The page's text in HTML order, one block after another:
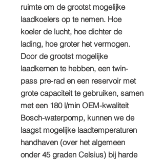
ruimte om de grootst mogelijke
laadkoelers op te nemen. Hoe
koeler de lucht, hoe dichter de
lading, hoe groter het vermogen.
Door de grootst mogelijke
laadkernen te hebben, een twin-
pass pre-rad en een reservoir met
grote capaciteit te gebruiken, samen
met een 180 l/min OEM-kwaliteit
Bosch-waterpomp, kunnen we de
laagst mogelijke laadtemperaturen
handhaven (over het algemeen
onder 45 graden Celsius) bij harde